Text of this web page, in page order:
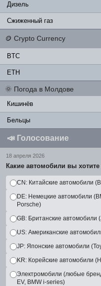
Дизель
Сжиженный газ
🪙 Crypto Currency
BTC
ETH
🌞 Погода в Молдове
Кишинёв
Бельцы
📣 Голосование
18 апреля 2026
Какие автомобили вы
CN: Китайские автомобили
DE: Немецкие автомобили
Porsche)
GB: Британские автомобили
US: Американские
JP: Японские автомобили
KR: Корейские автомобили
Электромобили (любые
EV, BMW i-series)